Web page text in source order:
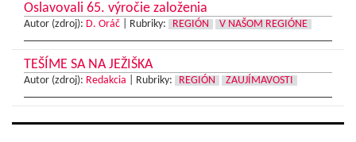
Oslavovali 65. výročie založenia
Autor (zdroj): D. Oráč Rubriky: REGIÓN V NAŠOM REGIÓNE
TEŠÍME SA NA JEŽIŠKA
Autor (zdroj): Redakcia Rubriky: REGIÓN ZAUJÍMAVOSTI